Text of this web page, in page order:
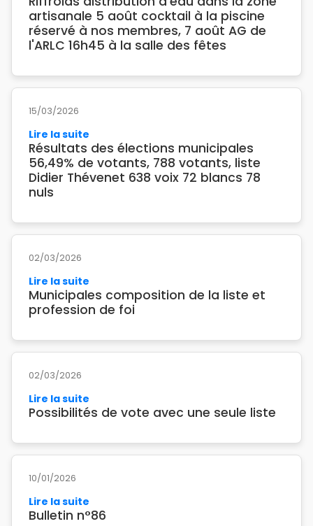
artisanale 5 août cocktail à la piscine
réservé à nos membres, 7 août AG de
l'ARLC 16h45 à la salle des fêtes
15/03/2026
Lire la suite
Résultats des élections municipales
56,49% de votants, 788 votants, liste
Didier Thévenet 638 voix 72 blancs 78
nuls
02/03/2026
Lire la suite
Municipales composition de la liste et
profession de foi
02/03/2026
Lire la suite
Possibilités de vote avec une seule liste
10/01/2026
Lire la suite
Bulletin n°86